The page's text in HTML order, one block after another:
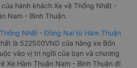
hành khách Xe về Thống Nhất -
Nam - Bình Thuận.
Nhất - Đồng Nai từ Hàm Thuận
là 522500VND của hãng xe Bốn
vào vị trí ngồi của bạn và chương
Xe Hàm Thuận Nam - Bình Thuận đi